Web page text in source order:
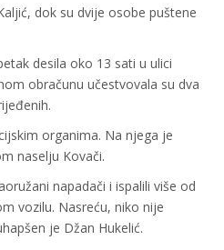
dok su dvije osobe puštene
desila oko 13 sati u ulici
obračunu učestvovala su dva
organima. Na njega je
naselju Kovači.
napadači i ispalili više od
vozilu. Nasreću, niko nije
je Džan Hukelić.